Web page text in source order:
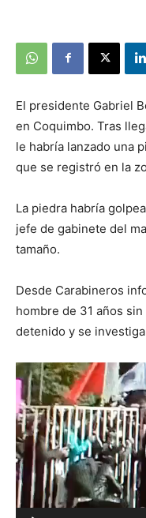
El presidente Gabriel
en Coquimbo. Tras
le habría lanzado una
que se registró en la
La piedra habría
jefe de gabinete del
tamaño.
Desde Carabineros
hombre de 31 años
detenido y se
Reproductor
de
vídeo